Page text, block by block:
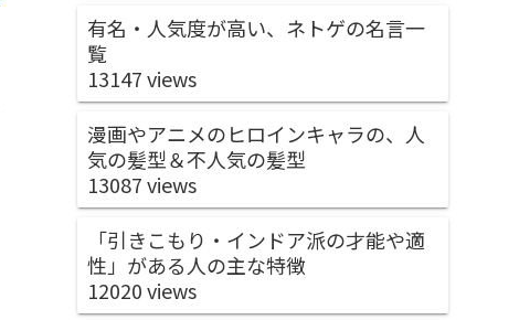
有名・人気度が高い、ネトゲの名言一
覧
13147 views
漫画やアニメのヒロインキャラの、人
気の髪型＆不人気の髪型
13087 views
「引きこもり・インドア派の才能や適
性」がある人の主な特徴
12020 views